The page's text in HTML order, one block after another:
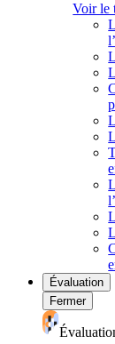
Voir le
Évaluation
Fermer